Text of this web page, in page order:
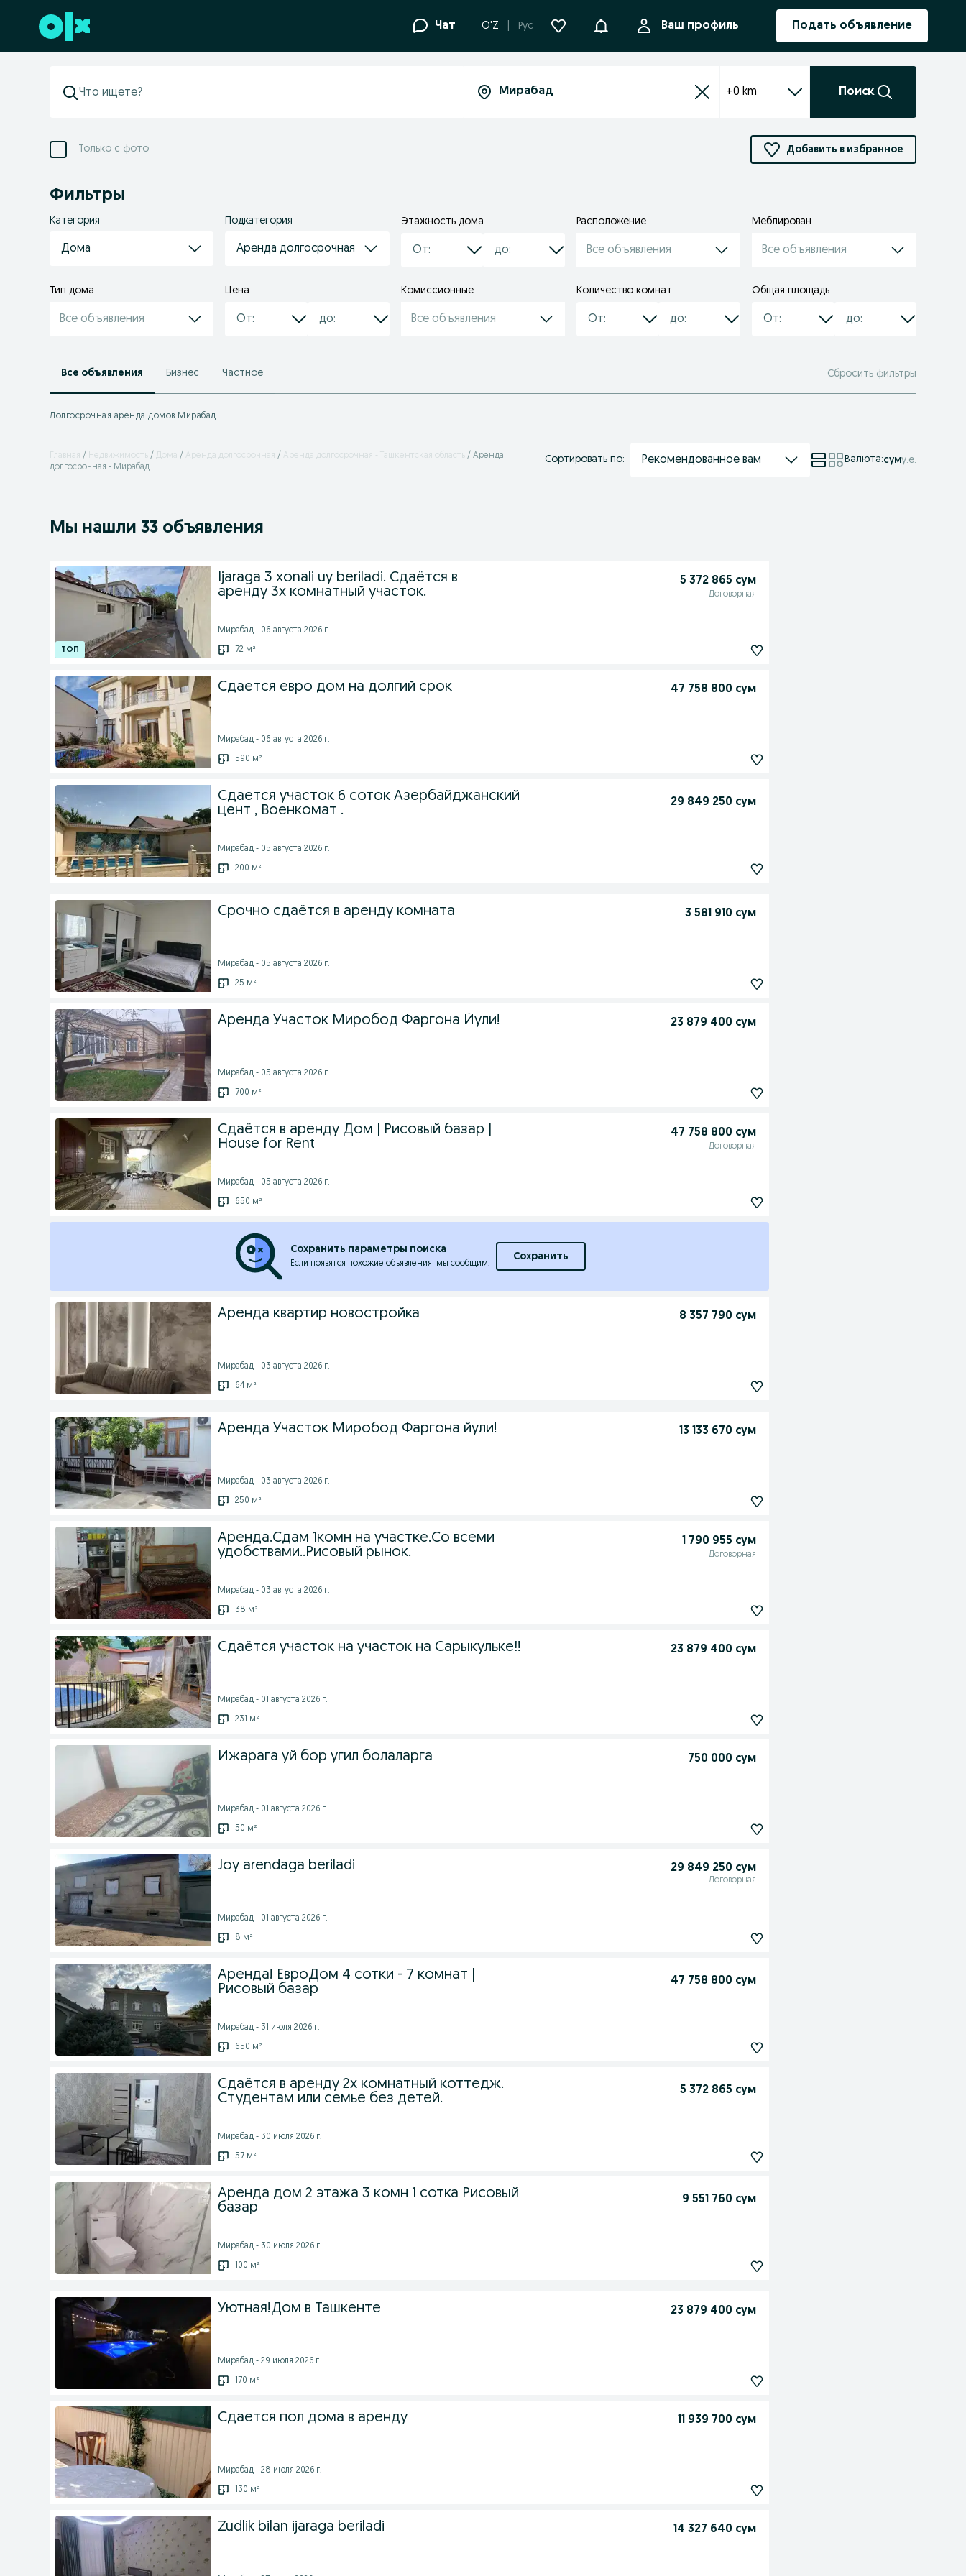
Перейти к нижнему колонтитулу Чат O'Z Рус УведомленияВаш профиль Подать объявление
+0 km Поиск
Только с фото Добавить в избранное
Фильтры
Категория
Дома
Подкатегория
Аренда долгосрочная
Этажность дома Расположение
Все объявления
Меблирован
Все объявления
Тип дома
Все объявления
Цена Комиссионные
Все объявления
Количество комнат Общая площадь
Все объявления Бизнес Частное Сбросить фильтры
Долгосрочная аренда домов Мирабад
Главная Недвижимость Дома Аренда долгосрочная Аренда долгосрочная - Ташкентская область
Аренда
долгосрочная - Мирабад
Сортировать по: Рекомендованное вам Валюта:суму.е.
Мы нашли 33 объявления
Ijaraga 3 xonali uy beriladi. Сдаётся в
аренду 3х комнатный участок.
5 372 865 сум
Договорная
Мирабад - 06 августа 2026 г.
72 м²
Сдается евро дом на долгий срок 47 758 800 сум
Мирабад - 06 августа 2026 г.
590 м²
Сдается участок 6 соток Азербайджанский
цент , Военкомат .
29 849 250 сум
Мирабад - 05 августа 2026 г.
200 м²
Срочно сдаётся в аренду комната 3 581 910 сум
Мирабад - 05 августа 2026 г.
25 м²
Аренда Участок Миробод Фаргона Йули! 23 879 400 сум
Мирабад - 05 августа 2026 г.
700 м²
Сдаётся в аренду Дом | Рисовый базар |
House for Rent
47 758 800 сум
Договорная
Мирабад - 05 августа 2026 г.
650 м²
Сохранить параметры поиска
Если появятся похожие объявления, мы сообщим.
Сохранить
Аренда квартир новостройка 8 357 790 сум
Мирабад - 03 августа 2026 г.
64 м²
Аренда Участок Миробод Фаргона йули! 13 133 670 сум
Мирабад - 03 августа 2026 г.
250 м²
Аренда.Сдам 1комн на участке.Со всеми
удобствами..Рисовый рынок.
1 790 955 сум
Договорная
Мирабад - 03 августа 2026 г.
38 м²
Сдаётся участок на участок на Сарыкульке‼️ 23 879 400 сум
Мирабад - 01 августа 2026 г.
231 м²
Ижарага уй бор угил болаларга 750 000 сум
Мирабад - 01 августа 2026 г.
50 м²
Joy arendaga beriladi 29 849 250 сум
Договорная
Мирабад - 01 августа 2026 г.
8 м²
Аренда! ЕвроДом 4 сотки - 7 комнат |
Рисовый базар
47 758 800 сум
Мирабад - 31 июля 2026 г.
650 м²
Сдаётся в аренду 2х комнатный коттедж.
Студентам или семье без детей.
5 372 865 сум
Мирабад - 30 июля 2026 г.
57 м²
Аренда дом 2 этажа 3 комн 1 сотка Рисовый
базар
9 551 760 сум
Мирабад - 30 июля 2026 г.
100 м²
Уютная!Дом в Ташкенте 23 879 400 сум
Мирабад - 29 июля 2026 г.
170 м²
Сдается пол дома в аренду 11 939 700 сум
Мирабад - 28 июля 2026 г.
130 м²
Zudlik bilan ijaraga beriladi 14 327 640 сум